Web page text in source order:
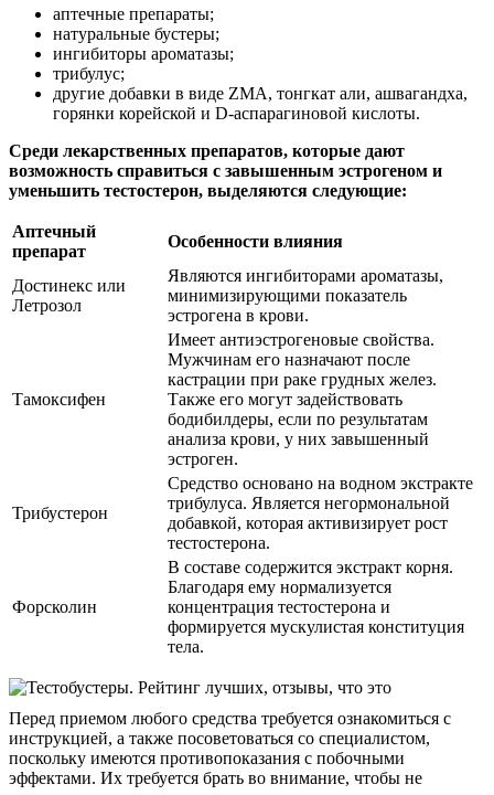
аптечные препараты;
натуральные бустеры;
ингибиторы ароматазы;
трибулус;
другие добавки в виде ZMA, тонгкат али, ашвагандха,
горянки корейской и D-аспарагиновой кислоты.
Среди лекарственных препаратов, которые дают
возможность справиться с завышенным эстрогеном и
уменьшить тестостерон, выделяются следующие:
Аптечный
препарат
Особенности влияния
Достинекс или
Летрозол
Являются ингибиторами ароматазы,
минимизирующими показатель
эстрогена в крови.
Тамоксифен
Имеет антиэстрогеновые свойства.
Мужчинам его назначают после
кастрации при раке грудных желез.
Также его могут задействовать
бодибилдеры, если по результатам
анализа крови, у них завышенный
эстроген.
Трибустерон
Средство основано на водном экстракте
трибулуса. Является негормональной
добавкой, которая активизирует рост
тестостерона.
Форсколин
В составе содержится экстракт корня.
Благодаря ему нормализуется
концентрация тестостерона и
формируется мускулистая конституция
тела.
Перед приемом любого средства требуется ознакомиться с
инструкцией, а также посоветоваться со специалистом,
поскольку имеются противопоказания с побочными
эффектами. Их требуется брать во внимание, чтобы не